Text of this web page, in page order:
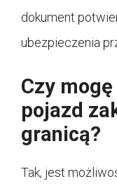
dokument
ubezpieczenia
Czy
pojazd
granicą?
Tak, jest